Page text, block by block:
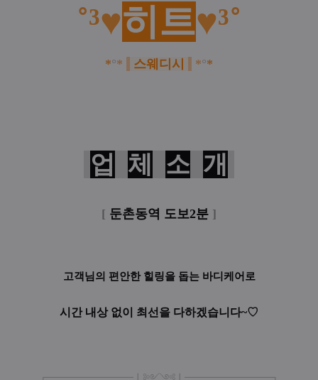
˚³♥히트♥³˚
*°* 스웨디시 *°*
업 체 소 개
[ 둔촌동역 도보2분 ]
고객님의 편안한 힐링을 돕는 바디케어로
시간 내상 없이 최선을 다하겠습니다~♡
┏━━━━━━━━ ❘༻༺❘ ━━━━━━━━┓